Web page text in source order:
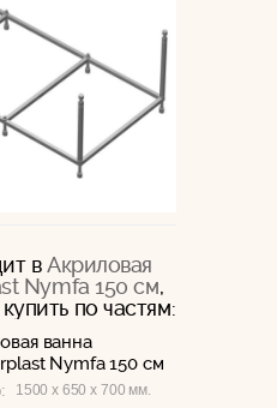
вАкриловая
Nymfa 150 см,
по частям:
ванна
Nymfa 150 см
1500 x 650 x 700 мм.